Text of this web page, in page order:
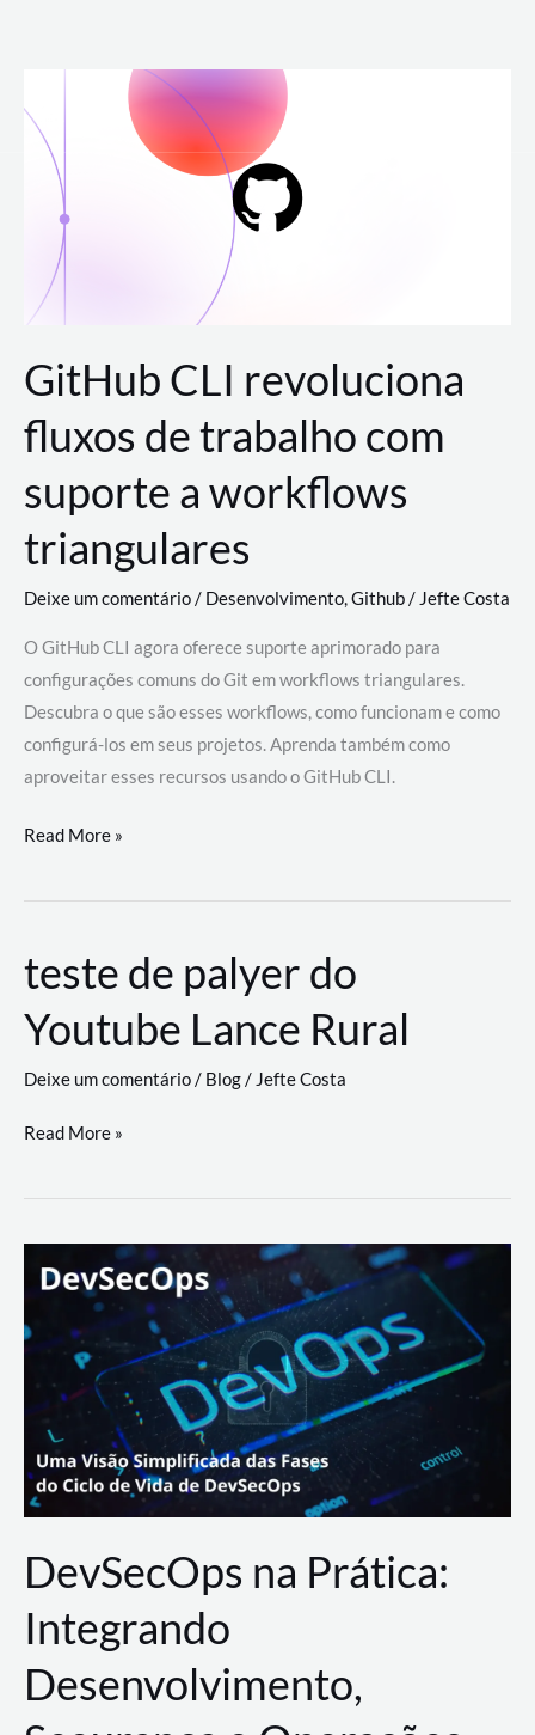
para
conteúdo
GitHub CLI revoluciona
fluxos de trabalho com
suporte a workflows
triangulares
Deixe um comentário/ Desenvolvimento,Github/ Jefte Costa
O GitHub CLI agora oferece suporte aprimorado para
configurações comuns do Git em workflows triangulares.
Descubra o que são esses workflows, como funcionam e como
configurá-los em seus projetos. Aprenda também como
aproveitar esses recursos usando o GitHub CLI.
GitHub
revoluciona
de
trabalho
com
a
workflows
Read More »
teste de palyer do
Youtube Lance Rural
Deixe um comentário/ Blog/ Jefte Costa
teste
palyer
Lance
Rural
Read More »
DevSecOps na Prática:
Integrando
Desenvolvimento,